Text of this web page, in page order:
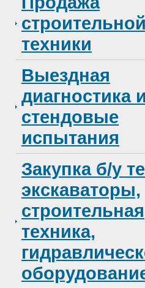
строительной
техники
Выездная
диагностика и
стендовые
испытания
Закупка б/у
экскаваторы,
строительная
техника,